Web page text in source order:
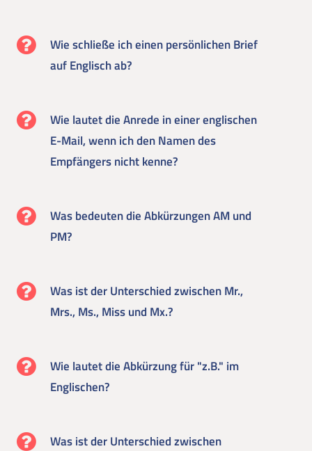
Wie schließe ich einen persönlichen Brief
auf Englisch ab?
Wie lautet die Anrede in einer englischen
E-Mail, wenn ich den Namen des
Empfängers nicht kenne?
Was bedeuten die Abkürzungen AM und
PM?
Was ist der Unterschied zwischen Mr.,
Mrs., Ms., Miss und Mx.?
Wie lautet die Abkürzung für "z.B." im
Englischen?
Was ist der Unterschied zwischen